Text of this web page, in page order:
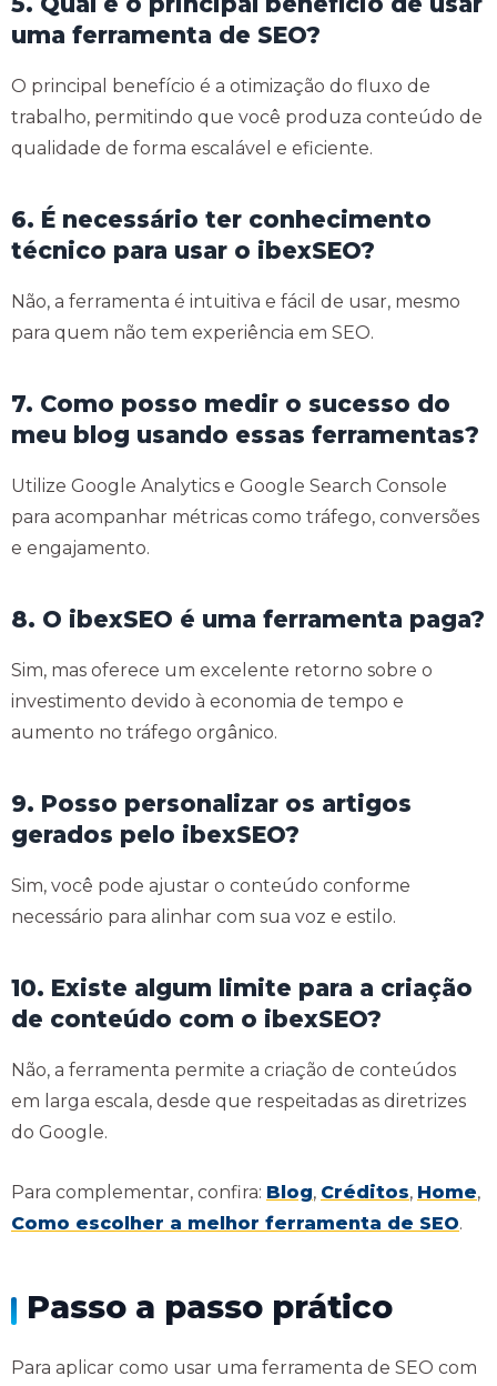
uma ferramenta de SEO?
O principal benefício é a otimização do fluxo de
trabalho, permitindo que você produza conteúdo de
qualidade de forma escalável e eficiente.
6. É necessário ter conhecimento
técnico para usar o ibexSEO?
Não, a ferramenta é intuitiva e fácil de usar, mesmo
para quem não tem experiência em SEO.
7. Como posso medir o sucesso do
meu blog usando essas ferramentas?
Utilize Google Analytics e Google Search Console
para acompanhar métricas como tráfego, conversões
e engajamento.
8. O ibexSEO é uma ferramenta paga?
Sim, mas oferece um excelente retorno sobre o
investimento devido à economia de tempo e
aumento no tráfego orgânico.
9. Posso personalizar os artigos
gerados pelo ibexSEO?
Sim, você pode ajustar o conteúdo conforme
necessário para alinhar com sua voz e estilo.
10. Existe algum limite para a criação
de conteúdo com o ibexSEO?
Não, a ferramenta permite a criação de conteúdos
em larga escala, desde que respeitadas as diretrizes
do Google.
Para complementar, confira: Blog, Créditos, Home,
Como escolher a melhor ferramenta de SEO.
Passo a passo prático
Para aplicar como usar uma ferramenta de SEO com